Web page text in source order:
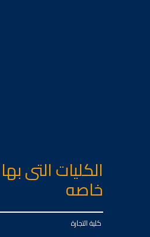
الكليات التى
خاصه
كلية التجارة